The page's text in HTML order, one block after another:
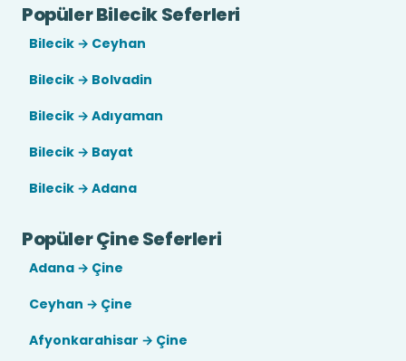
Popüler Bilecik Seferleri
Bilecik → Ceyhan
Bilecik → Bolvadin
Bilecik → Adıyaman
Bilecik → Bayat
Bilecik → Adana
Popüler Çine Seferleri
Adana → Çine
Ceyhan → Çine
Afyonkarahisar → Çine